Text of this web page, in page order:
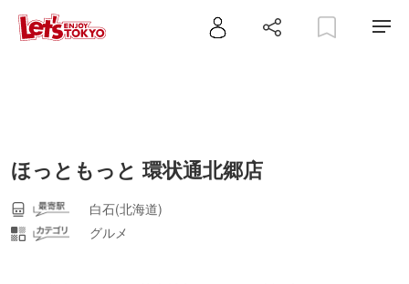
ほっともっと 環状通北郷店
白石(北海道)
グルメ